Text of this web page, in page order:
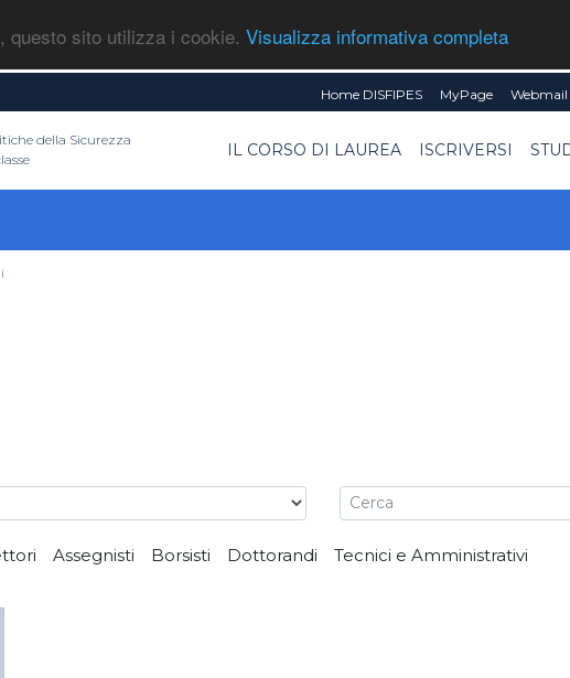
questo sito utilizza i cookie. Visualizza informativa completa
Home DISFIPES MyPage Webmail
della Sicurezza
IL CORSO DI LAUREA ISCRIVERSI
Assegnisti Borsisti Dottorandi Tecnici e Amministrativi